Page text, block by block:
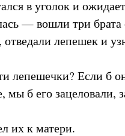
в уголок и
— вошли три
отведали лепешек и
Если б он
б его зацеловали,
их к матери.